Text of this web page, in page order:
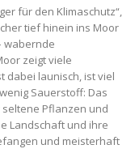
für den Klimaschutz“,
tief hinein ins Moor
wabernde
zeigt viele
dabei launisch, ist viel
Sauerstoff: Das
Pflanzen und
Landschaft und ihre
und meisterhaft